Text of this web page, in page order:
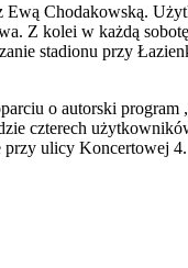
Ewą Chodakowską.
Z kolei w każdą
stadionu przy
o autorski program
czterech
przy ulicy Koncertowej 4.